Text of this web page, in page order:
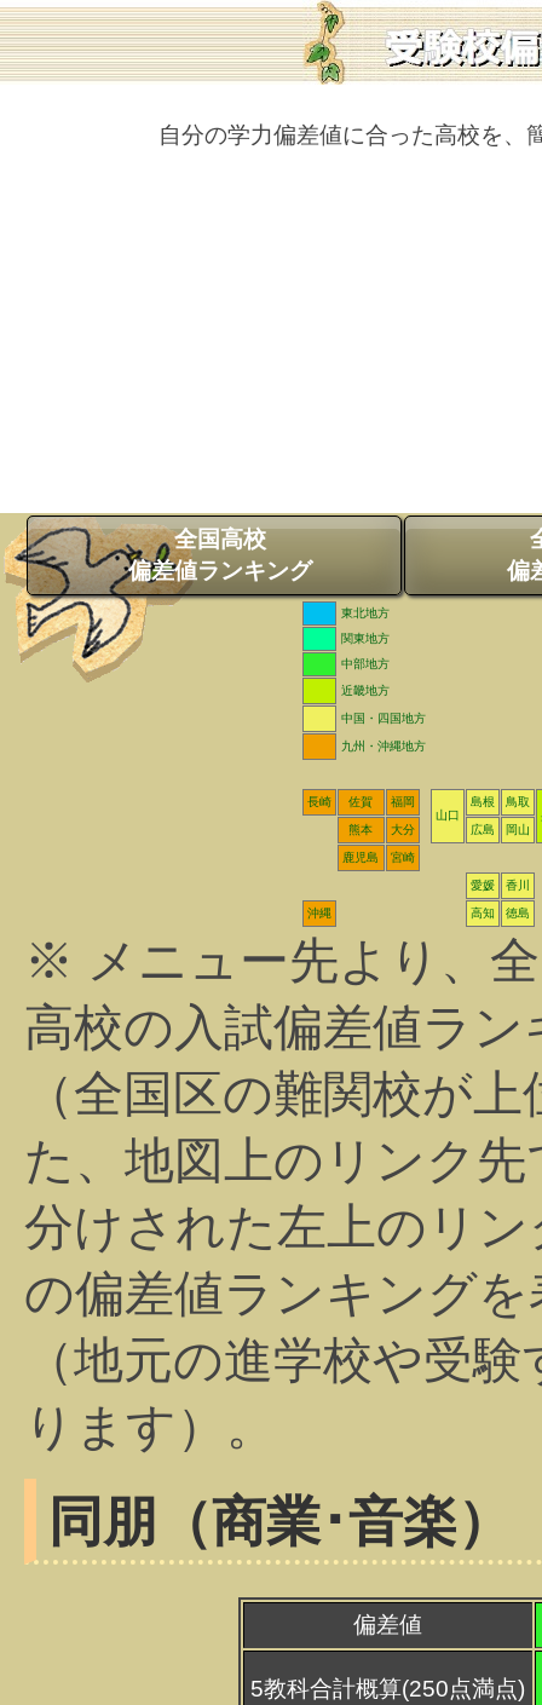
自分の学力偏差値に合った高校を、
全国高校
偏差値ランキング
偏
東北地方
関東地方
中部地方
近畿地方
中国・四国地方
九州・沖縄地方
長崎 佐賀
福岡
山口
島根
鳥取
熊本
大分 広島 岡山
鹿児島 宮崎
愛媛 香川
沖縄 高知 徳島
※ メニュー先より、
高校の入試偏差値ラ
（全国区の難関校が
た、地図上のリンク
分けされた左上のリ
の偏差値ランキング
（地元の進学校や受
ります）。
同朋（商業･音楽）
偏差値
5教科合計概算(250点満点)